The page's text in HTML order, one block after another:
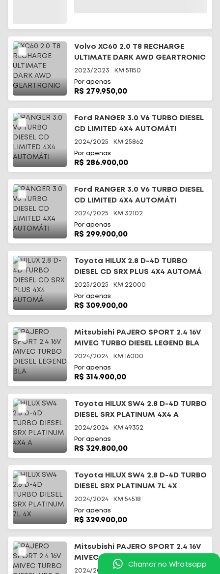
Volvo XC60 2.0 T8 RECHARGE
ULTIMATE DARK AWD GEARTRONIC
2023/2023 KM 51150
Por apenas
R$ 279.950,00
Ford RANGER 3.0 V6 TURBO DIESEL
CD LIMITED 4X4 AUTOMÁTI
2024/2025 KM 25862
Por apenas
R$ 286.900,00
Ford RANGER 3.0 V6 TURBO DIESEL
CD LIMITED 4X4 AUTOMÁTI
2024/2025 KM 32102
Por apenas
R$ 299.900,00
Toyota HILUX 2.8 D-4D TURBO
DIESEL CD SRX PLUS 4X4 AUTOMÁ
2025/2025 KM 22000
Por apenas
R$ 309.900,00
Mitsubishi PAJERO SPORT 2.4 16V
MIVEC TURBO DIESEL LEGEND BLA
2024/2024 KM 16000
Por apenas
R$ 314.900,00
Toyota HILUX SW4 2.8 D-4D TURBO
DIESEL SRX PLATINUM 4X4 A
2024/2024 KM 49352
Por apenas
R$ 329.800,00
Toyota HILUX SW4 2.8 D-4D TURBO
DIESEL SRX PLATINUM 7L 4X
2024/2024 KM 54518
Por apenas
R$ 329.900,00
Mitsubishi PAJERO SPORT 2.4 16V
MIVEC TURBO DIESEL HPE-S AWD
2024/2025
Chamar no Whatsapp